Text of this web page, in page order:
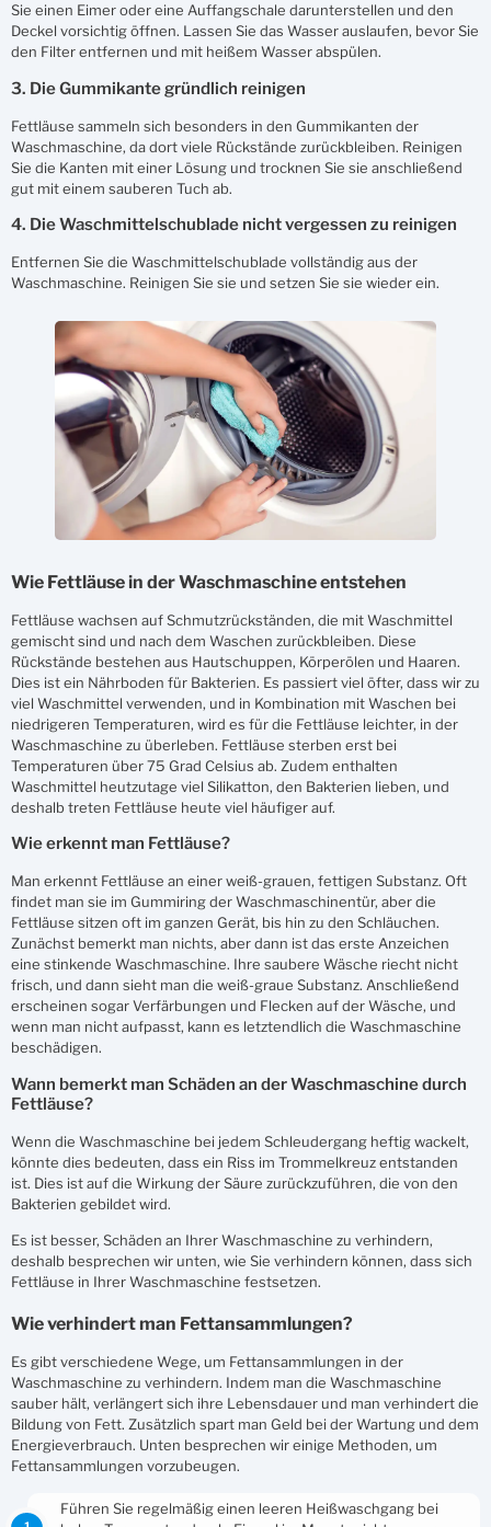
Sie einen Eimer oder eine Auffangschale darunterstellen und den
Deckel vorsichtig öffnen. Lassen Sie das Wasser auslaufen, bevor Sie
den Filter entfernen und mit heißem Wasser abspülen.
3. Die Gummikante gründlich reinigen
Fettläuse sammeln sich besonders in den Gummikanten der
Waschmaschine, da dort viele Rückstände zurückbleiben. Reinigen
Sie die Kanten mit einer Lösung und trocknen Sie sie anschließend
gut mit einem sauberen Tuch ab.
4. Die Waschmittelschublade nicht vergessen zu reinigen
Entfernen Sie die Waschmittelschublade vollständig aus der
Waschmaschine. Reinigen Sie sie und setzen Sie sie wieder ein.
Wie Fettläuse in der Waschmaschine entstehen
Fettläuse wachsen auf Schmutzrückständen, die mit Waschmittel
gemischt sind und nach dem Waschen zurückbleiben. Diese
Rückstände bestehen aus Hautschuppen, Körperölen und Haaren.
Dies ist ein Nährboden für Bakterien. Es passiert viel öfter, dass wir zu
viel Waschmittel verwenden, und in Kombination mit Waschen bei
niedrigeren Temperaturen, wird es für die Fettläuse leichter, in der
Waschmaschine zu überleben. Fettläuse sterben erst bei
Temperaturen über 75 Grad Celsius ab. Zudem enthalten
Waschmittel heutzutage viel Silikatton, den Bakterien lieben, und
deshalb treten Fettläuse heute viel häufiger auf.
Wie erkennt man Fettläuse?
Man erkennt Fettläuse an einer weiß-grauen, fettigen Substanz. Oft
findet man sie im Gummiring der Waschmaschinentür, aber die
Fettläuse sitzen oft im ganzen Gerät, bis hin zu den Schläuchen.
Zunächst bemerkt man nichts, aber dann ist das erste Anzeichen
eine stinkende Waschmaschine. Ihre saubere Wäsche riecht nicht
frisch, und dann sieht man die weiß-graue Substanz. Anschließend
erscheinen sogar Verfärbungen und Flecken auf der Wäsche, und
wenn man nicht aufpasst, kann es letztendlich die Waschmaschine
beschädigen.
Wann bemerkt man Schäden an der Waschmaschine durch
Fettläuse?
Wenn die Waschmaschine bei jedem Schleudergang heftig wackelt,
könnte dies bedeuten, dass ein Riss im Trommelkreuz entstanden
ist. Dies ist auf die Wirkung der Säure zurückzuführen, die von den
Bakterien gebildet wird.
Es ist besser, Schäden an Ihrer Waschmaschine zu verhindern,
deshalb besprechen wir unten, wie Sie verhindern können, dass sich
Fettläuse in Ihrer Waschmaschine festsetzen.
Wie verhindert man Fettansammlungen?
Es gibt verschiedene Wege, um Fettansammlungen in der
Waschmaschine zu verhindern. Indem man die Waschmaschine
sauber hält, verlängert sich ihre Lebensdauer und man verhindert die
Bildung von Fett. Zusätzlich spart man Geld bei der Wartung und dem
Energieverbrauch. Unten besprechen wir einige Methoden, um
Fettansammlungen vorzubeugen.
Führen Sie regelmäßig einen leeren Heißwaschgang bei